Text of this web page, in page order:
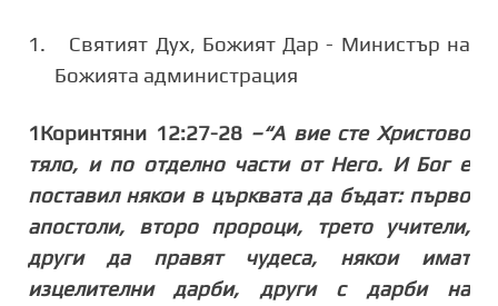
1.
Святият Дух, Божият Дар - Министър на
Божията администрация
1Коринтяни 12:27-28 –“А вие сте Христово
тяло, и по отделно части от Него. И Бог е
поставил някои в църквата да бъдат: първо
апостоли, второ пророци, трето учители,
други да правят чудеса, някои имат
изцелителни дарби, други с дарби на